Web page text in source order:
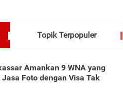
Topik Terpopuler
Amankan 9 WNA yang
Jasa Foto dengan Visa Tak